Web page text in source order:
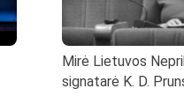
Mirė Lietuvos
signatarė K. D.